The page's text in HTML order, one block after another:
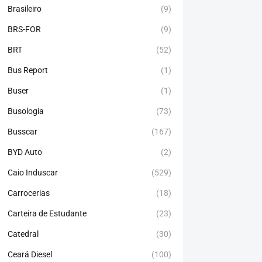
Brasileiro (9)
BRS-FOR (9)
BRT (52)
Bus Report (1)
Buser (1)
Busologia (73)
Busscar (167)
BYD Auto (2)
Caio Induscar (529)
Carrocerias (18)
Carteira de Estudante (23)
Catedral (30)
Ceará Diesel (100)